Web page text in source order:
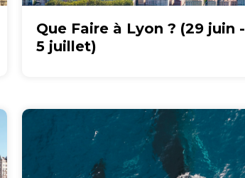
Que Faire à Lyon ? (29 juin -
5 juillet)